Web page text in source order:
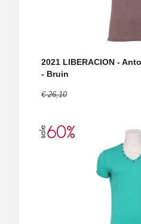
2021 LIBERACION -
- Bruin
€ 26,10